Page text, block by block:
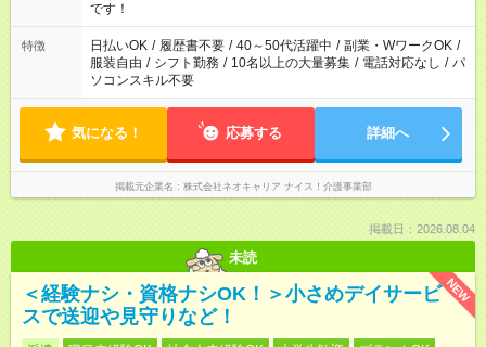
です！
特徴 日払いOK / 履歴書不要 / 40～50代活躍中 / 副業・WワークOK /
服装自由 / シフト勤務 / 10名以上の大量募集 / 電話対応なし / パ
ソコンスキル不要
気になる！ 応募する 詳細へ
掲載元企業名 株式会社ネオキャリア ナイス！介護事業部
掲載日：2026.08.04
未読
NEW
＜経験ナシ・資格ナシOK！＞小さめデイサービ
スで送迎や見守りなど！